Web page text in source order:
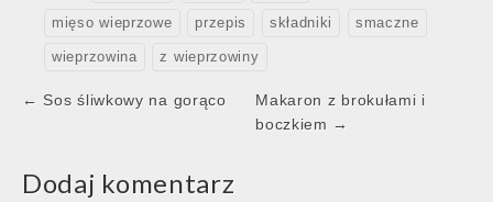
mięso wieprzowe przepis składniki smaczne
wieprzowina z wieprzowiny
Post
← Sos śliwkowy na gorąco
Makaron z brokułami i
boczkiem →
Dodaj komentarz